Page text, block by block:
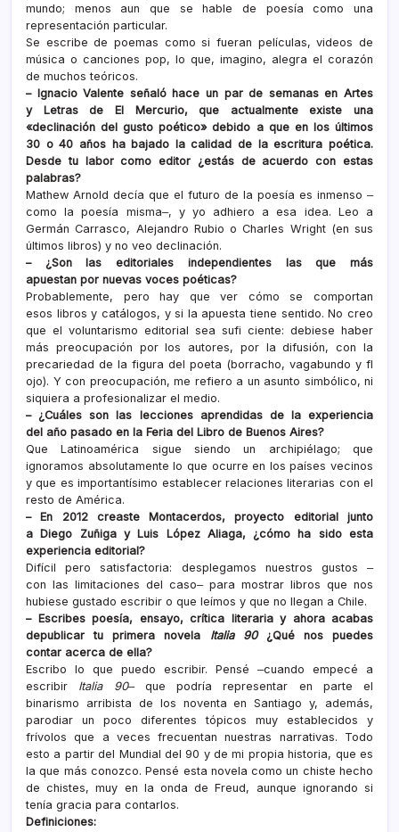
mundo; menos aun que se hable de poesía como una
representación particular.
Se escribe de poemas como si fueran películas, videos de
música o canciones pop, lo que, imagino, alegra el corazón
de muchos teóricos.
– Ignacio Valente señaló hace un par de semanas en Artes
y Letras de El Mercurio, que actualmente existe una
«declinación del gusto poético» debido a que en los últimos
30 o 40 años ha bajado la calidad de la escritura poética.
Desde tu labor como editor ¿estás de acuerdo con estas
palabras?
Mathew Arnold decía que el futuro de la poesía es inmenso ‒
como la poesía misma‒, y yo adhiero a esa idea. Leo a
Germán Carrasco, Alejandro Rubio o Charles Wright (en sus
últimos libros) y no veo declinación.
– ¿Son las editoriales independientes las que más
apuestan por nuevas voces poéticas?
Probablemente, pero hay que ver cómo se comportan
esos libros y catálogos, y si la apuesta tiene sentido. No creo
que el voluntarismo editorial sea sufi ciente: debiese haber
más preocupación por los autores, por la difusión, con la
precariedad de la figura del poeta (borracho, vagabundo y fl
ojo). Y con preocupación, me refiero a un asunto simbólico, ni
siquiera a profesionalizar el medio.
– ¿Cuáles son las lecciones aprendidas de la experiencia
del año pasado en la Feria del Libro de Buenos Aires?
Que Latinoamérica sigue siendo un archipiélago; que
ignoramos absolutamente lo que ocurre en los países vecinos
y que es importantísimo establecer relaciones literarias con el
resto de América.
– En 2012 creaste Montacerdos, proyecto editorial junto
a Diego Zuñiga y Luis López Aliaga, ¿cómo ha sido esta
experiencia editorial?
Difícil pero satisfactoria: desplegamos nuestros gustos ‒
con las limitaciones del caso‒ para mostrar libros que nos
hubiese gustado escribir o que leímos y que no llegan a Chile.
– Escribes poesía, ensayo, crítica literaria y ahora acabas
depublicar tu primera novela Italia 90¿Qué nos puedes
contar acerca de ella?
Escribo lo que puedo escribir. Pensé ‒cuando empecé a
escribir Italia 90‒ que podría representar en parte el
binarismo arribista de los noventa en Santiago y, además,
parodiar un poco diferentes tópicos muy establecidos y
frívolos que a veces frecuentan nuestras narrativas. Todo
esto a partir del Mundial del 90 y de mi propia historia, que es
la que más conozco. Pensé esta novela como un chiste hecho
de chistes, muy en la onda de Freud, aunque ignorando si
tenía gracia para contarlos.
Definiciones: